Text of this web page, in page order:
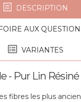
DESCRIPTION
FOIRE AUX
VARIANTES
- Pur Lin
fibres les plus